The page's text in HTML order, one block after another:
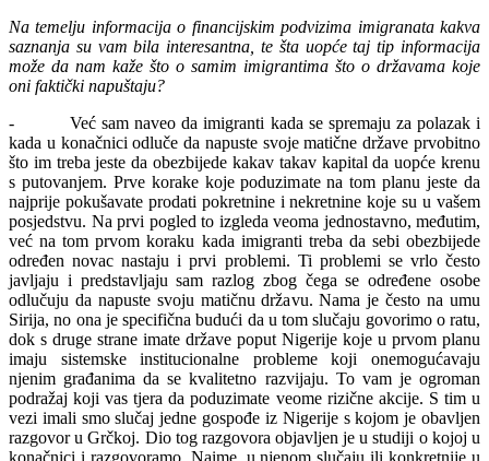
Na temelju informacija o financijskim podvizima imigranata kakva
saznanja su vam bila interesantna, te šta uopće taj tip informacija
može da nam kaže što o samim imigrantima što o državama koje
oni faktički napuštaju?
- Već sam naveo da imigranti kada se spremaju za polazak i
kada u konačnici odluče da napuste svoje matične države prvobitno
što im treba jeste da obezbijede kakav takav kapital da uopće krenu
s putovanjem. Prve korake koje poduzimate na tom planu jeste da
najprije pokušavate prodati pokretnine i nekretnine koje su u vašem
posjedstvu. Na prvi pogled to izgleda veoma jednostavno, međutim,
već na tom prvom koraku kada imigranti treba da sebi obezbijede
određen novac nastaju i prvi problemi. Ti problemi se vrlo često
javljaju i predstavljaju sam razlog zbog čega se određene osobe
odlučuju da napuste svoju matičnu državu. Nama je često na umu
Sirija, no ona je specifična budući da u tom slučaju govorimo o ratu,
dok s druge strane imate države poput Nigerije koje u prvom planu
imaju sistemske institucionalne probleme koji onemogućavaju
njenim građanima da se kvalitetno razvijaju. To vam je ogroman
podražaj koji vas tjera da poduzimate veome rizične akcije. S tim u
vezi imali smo slučaj jedne gospođe iz Nigerije s kojom je obavljen
razgovor u Grčkoj. Dio tog razgovora objavljen je u studiji o kojoj u
konačnici i razgovoramo. Naime, u njenom slučaju ili konkretnije u